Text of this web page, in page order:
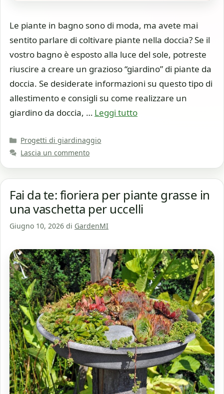
Le piante in bagno sono di moda, ma avete mai
sentito parlare di coltivare piante nella doccia? Se il
vostro bagno è esposto alla luce del sole, potreste
riuscire a creare un grazioso “giardino” di piante da
doccia. Se desiderate informazioni su questo tipo di
allestimento e consigli su come realizzare un
giardino da doccia, … Leggi tutto
Categorie
Progetti di giardinaggio
Lascia un commento
Fai da te: fioriera per piante grasse in
una vaschetta per uccelli
Giugno 10, 2026 di GardenMI